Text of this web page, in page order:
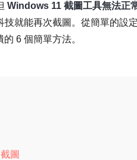
Windows 11 截圖工具無法正
就能再次截圖。從簡單的設
6 個簡單方法。
圖